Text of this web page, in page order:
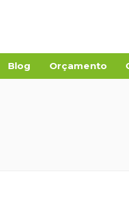
Blog Orçamento